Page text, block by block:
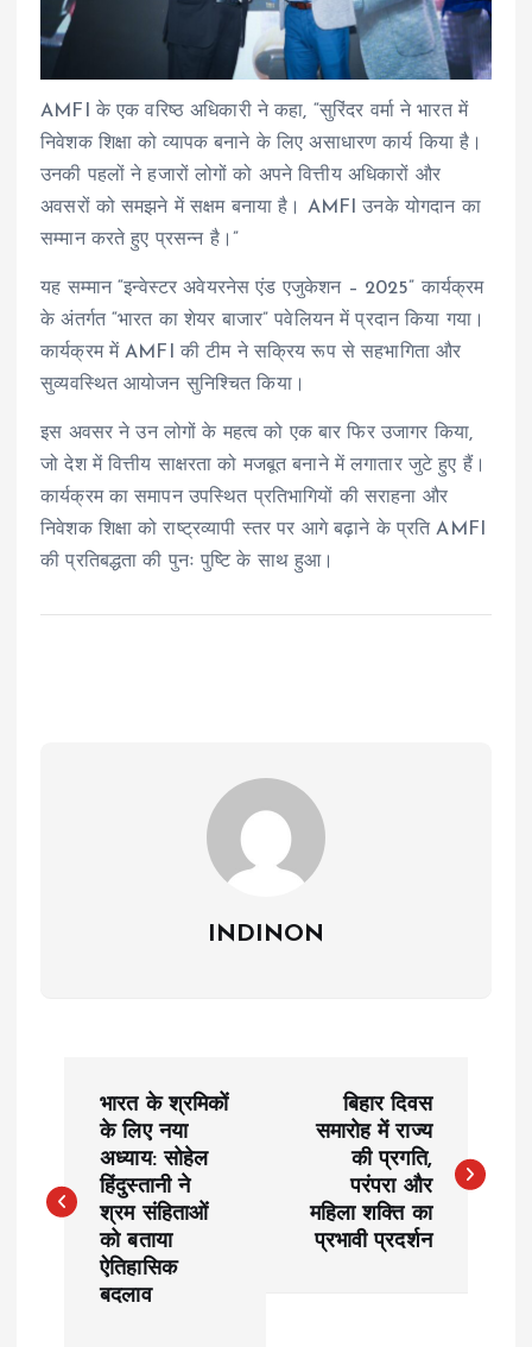
AMFI के एक वरिष्ठ अधिकारी ने कहा, “सुरिंदर वर्मा ने भारत में
निवेशक शिक्षा को व्यापक बनाने के लिए असाधारण कार्य किया है।
उनकी पहलों ने हजारों लोगों को अपने वित्तीय अधिकारों और
अवसरों को समझने में सक्षम बनाया है। AMFI उनके योगदान का
सम्मान करते हुए प्रसन्न है।”
यह सम्मान “इन्वेस्टर अवेयरनेस एंड एजुकेशन – 2025” कार्यक्रम
के अंतर्गत “भारत का शेयर बाजार” पवेलियन में प्रदान किया गया।
कार्यक्रम में AMFI की टीम ने सक्रिय रूप से सहभागिता और
सुव्यवस्थित आयोजन सुनिश्चित किया।
इस अवसर ने उन लोगों के महत्व को एक बार फिर उजागर किया,
जो देश में वित्तीय साक्षरता को मजबूत बनाने में लगातार जुटे हुए हैं।
कार्यक्रम का समापन उपस्थित प्रतिभागियों की सराहना और
निवेशक शिक्षा को राष्ट्रव्यापी स्तर पर आगे बढ़ाने के प्रति AMFI
की प्रतिबद्धता की पुनः पुष्टि के साथ हुआ।
INDINON
s
भारत के श्रमिकों
के लिए नया
अध्याय: सोहेल
हिंदुस्तानी ने
श्रम संहिताओं
को बताया
ऐतिहासिक
बदलाव
बिहार दिवस
समारोह में राज्य
की प्रगति,
परंपरा और
महिला शक्ति का
प्रभावी प्रदर्शन